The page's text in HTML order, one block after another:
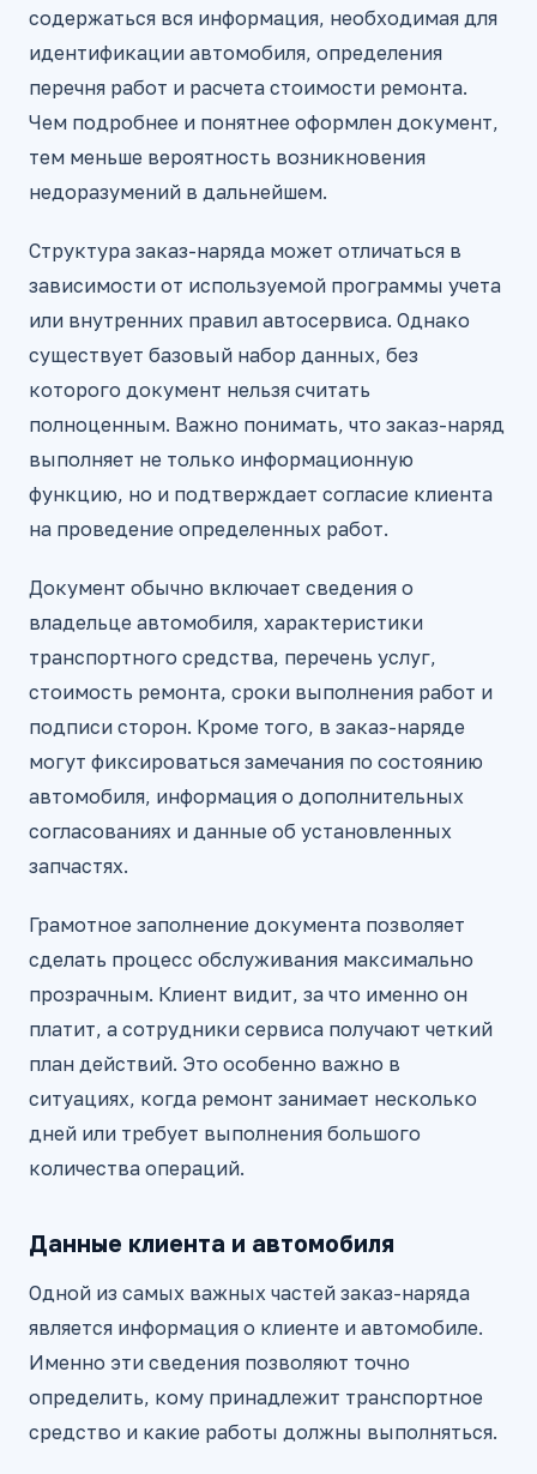
содержаться вся информация, необходимая для
идентификации автомобиля, определения
перечня работ и расчета стоимости ремонта.
Чем подробнее и понятнее оформлен документ,
тем меньше вероятность возникновения
недоразумений в дальнейшем.
Структура заказ-наряда может отличаться в
зависимости от используемой программы учета
или внутренних правил автосервиса. Однако
существует базовый набор данных, без
которого документ нельзя считать
полноценным. Важно понимать, что заказ-наряд
выполняет не только информационную
функцию, но и подтверждает согласие клиента
на проведение определенных работ.
Документ обычно включает сведения о
владельце автомобиля, характеристики
транспортного средства, перечень услуг,
стоимость ремонта, сроки выполнения работ и
подписи сторон. Кроме того, в заказ-наряде
могут фиксироваться замечания по состоянию
автомобиля, информация о дополнительных
согласованиях и данные об установленных
запчастях.
Грамотное заполнение документа позволяет
сделать процесс обслуживания максимально
прозрачным. Клиент видит, за что именно он
платит, а сотрудники сервиса получают четкий
план действий. Это особенно важно в
ситуациях, когда ремонт занимает несколько
дней или требует выполнения большого
количества операций.
Данные клиента и автомобиля
Одной из самых важных частей заказ-наряда
является информация о клиенте и автомобиле.
Именно эти сведения позволяют точно
определить, кому принадлежит транспортное
средство и какие работы должны выполняться.